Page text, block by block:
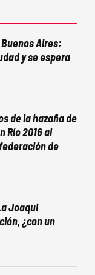
Aires:
y se espera
de la hazaña de
Río 2016 al
de
Joaqui
¿con un